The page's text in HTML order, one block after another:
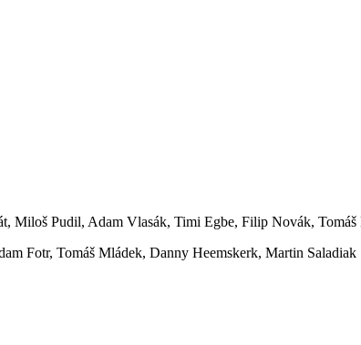
Miloš Pudil, Adam Vlasák, Timi Egbe, Filip Novák,
Fotr, Tomáš Mládek, Danny Heemskerk, Martin Saladiak